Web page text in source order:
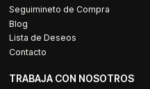
Seguimineto de Compra
Blog
Lista de Deseos
Contacto
TRABAJA CON NOSOTROS